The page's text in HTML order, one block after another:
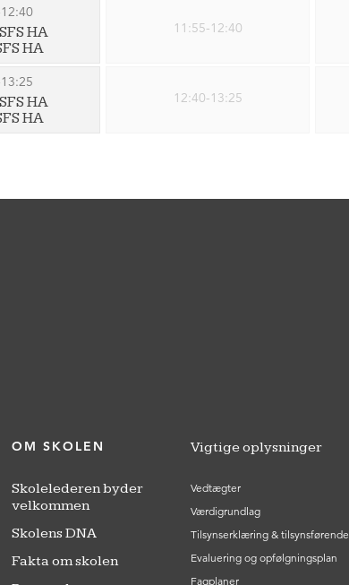
HA
HA
HA
HA
11:55-12:40
12:40-13:25
OM SKOLEN
Skolelederen byder
velkommen
Skolens DNA
Fakta om skolen
Vigtige oplysninger
Vedtægter
Værdigrundlag
Tilsynserklæring & tilsynsførende
Evaluering og opfølgningsplan
Fagplaner